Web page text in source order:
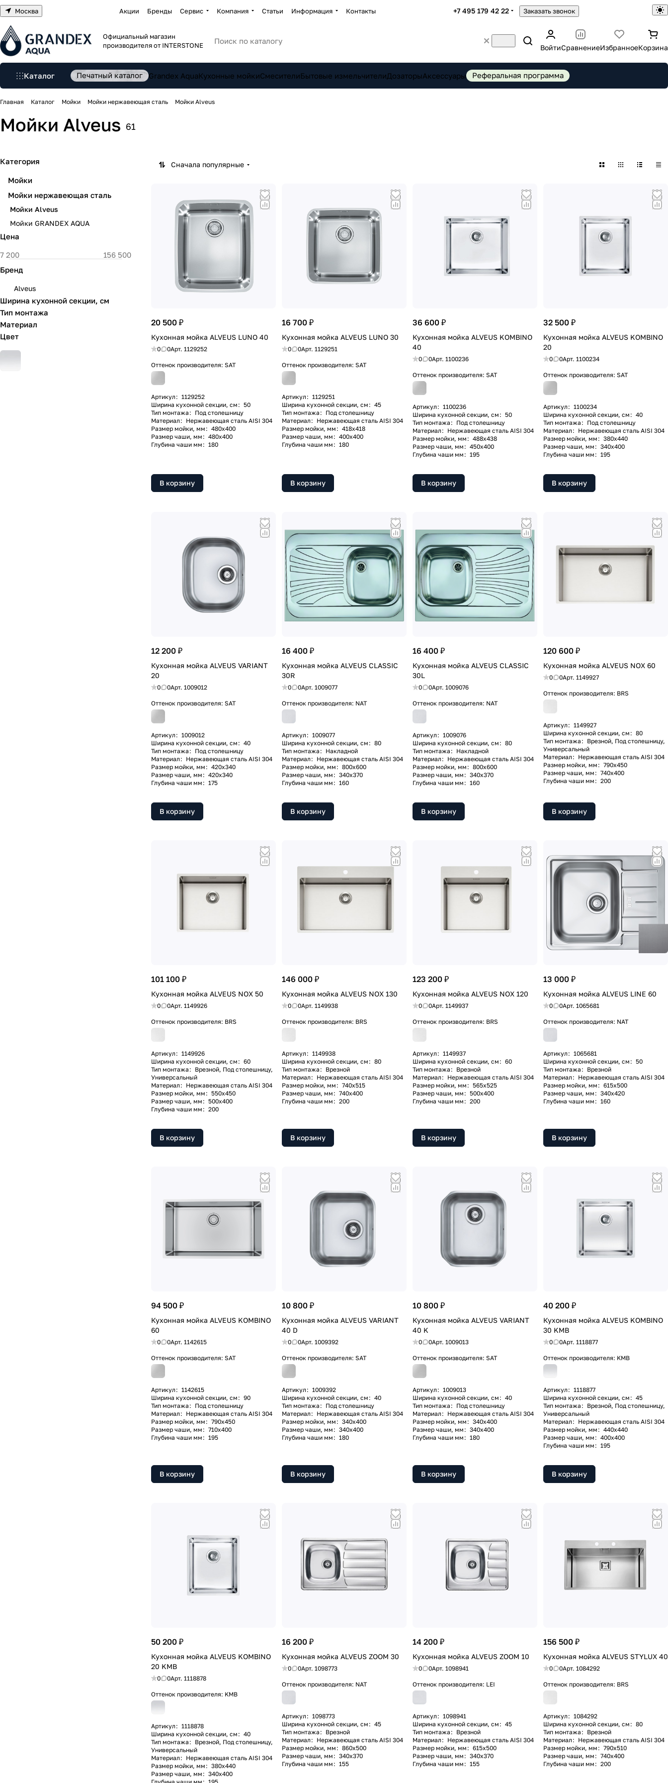
Москва Акции Бренды Сервис Компания Статьи Информация Контакты +7 495 179 42 22 Заказать звонок
Официальный магазин
производителя от INTERSTONE
ВойтиСравнениеИзбранноеКорзина
Каталог Печатный каталог Grandex AquaКухонные мойкиСмесителиБытовые измельчителиДозаторыАксессуары Реферальная программа
Главная Каталог Мойки Мойки нержавеющая сталь Мойки Alveus
Мойки Alveus 61
Сначала популярные
20 500 ₽
Кухонная мойка ALVEUS LUNO 40
0 0Арт. 1129252
Оттенок производителя: SAT
Артикул : 1129252
Ширина кухонной секции, см : 50
Тип монтажа : Под столешницу
Материал : Нержавеющая сталь AISI 304
Размер мойки, мм : 480х400
Размер чаши, мм : 480х400
Глубина чаши мм : 180
В корзину
16 700 ₽
Кухонная мойка ALVEUS LUNO 30
0 0Арт. 1129251
Оттенок производителя: SAT
Артикул : 1129251
Ширина кухонной секции, см : 45
Тип монтажа : Под столешницу
Материал : Нержавеющая сталь AISI 304
Размер мойки, мм : 418x418
Размер чаши, мм : 400х400
Глубина чаши мм : 180
В корзину
36 600 ₽
Кухонная мойка ALVEUS KOMBINO
40
0 0Арт. 1100236
Оттенок производителя: SAT
Артикул : 1100236
Ширина кухонной секции, см : 50
Тип монтажа : Под столешницу
Материал : Нержавеющая сталь AISI 304
Размер мойки, мм : 488х438
Размер чаши, мм : 450х400
Глубина чаши мм : 195
В корзину
32 500 ₽
Кухонная мойка ALVEUS KOMBINO
20
0 0Арт. 1100234
Оттенок производителя: SAT
Артикул : 1100234
Ширина кухонной секции, см : 40
Тип монтажа : Под столешницу
Материал : Нержавеющая сталь AISI 304
Размер мойки, мм : 380х440
Размер чаши, мм : 340х400
Глубина чаши мм : 195
В корзину
12 200 ₽
Кухонная мойка ALVEUS VARIANT
20
0 0Арт. 1009012
Оттенок производителя: SAT
Артикул : 1009012
Ширина кухонной секции, см : 40
Тип монтажа : Под столешницу
Материал : Нержавеющая сталь AISI 304
Размер мойки, мм : 420х340
Размер чаши, мм : 420х340
Глубина чаши мм : 175
В корзину
16 400 ₽
Кухонная мойка ALVEUS CLASSIC
30R
0 0Арт. 1009077
Оттенок производителя: NAT
Артикул : 1009077
Ширина кухонной секции, см : 80
Тип монтажа : Накладной
Материал : Нержавеющая сталь AISI 304
Размер мойки, мм : 800x600
Размер чаши, мм : 340x370
Глубина чаши мм : 160
В корзину
16 400 ₽
Кухонная мойка ALVEUS CLASSIC
30L
0 0Арт. 1009076
Оттенок производителя: NAT
Артикул : 1009076
Ширина кухонной секции, см : 80
Тип монтажа : Накладной
Материал : Нержавеющая сталь AISI 304
Размер мойки, мм : 800x600
Размер чаши, мм : 340x370
Глубина чаши мм : 160
В корзину
120 600 ₽
Кухонная мойка ALVEUS NOX 60
0 0Арт. 1149927
Оттенок производителя: BRS
Артикул : 1149927
Ширина кухонной секции, см : 80
Тип монтажа : Врезной, Под столешницу,
Универсальный
Материал : Нержавеющая сталь AISI 304
Размер мойки, мм : 790x450
Размер чаши, мм : 740x400
Глубина чаши мм : 200
В корзину
101 100 ₽
Кухонная мойка ALVEUS NOX 50
0 0Арт. 1149926
Оттенок производителя: BRS
Артикул : 1149926
Ширина кухонной секции, см : 60
Тип монтажа : Врезной, Под столешницу,
Универсальный
Материал : Нержавеющая сталь AISI 304
Размер мойки, мм : 550x450
Размер чаши, мм : 500x400
Глубина чаши мм : 200
В корзину
146 000 ₽
Кухонная мойка ALVEUS NOX 130
0 0Арт. 1149938
Оттенок производителя: BRS
Артикул : 1149938
Ширина кухонной секции, см : 80
Тип монтажа : Врезной
Материал : Нержавеющая сталь AISI 304
Размер мойки, мм : 740x515
Размер чаши, мм : 740x400
Глубина чаши мм : 200
В корзину
123 200 ₽
Кухонная мойка ALVEUS NOX 120
0 0Арт. 1149937
Оттенок производителя: BRS
Артикул : 1149937
Ширина кухонной секции, см : 60
Тип монтажа : Врезной
Материал : Нержавеющая сталь AISI 304
Размер мойки, мм : 565x525
Размер чаши, мм : 500x400
Глубина чаши мм : 200
В корзину
13 000 ₽
Кухонная мойка ALVEUS LINE 60
0 0Арт. 1065681
Оттенок производителя: NAT
Артикул : 1065681
Ширина кухонной секции, см : 50
Тип монтажа : Врезной
Материал : Нержавеющая сталь AISI 304
Размер мойки, мм : 615x500
Размер чаши, мм : 340x420
Глубина чаши мм : 160
В корзину
94 500 ₽
Кухонная мойка ALVEUS KOMBINO
60
0 0Арт. 1142615
Оттенок производителя: SAT
Артикул : 1142615
Ширина кухонной секции, см : 90
Тип монтажа : Под столешницу
Материал : Нержавеющая сталь AISI 304
Размер мойки, мм : 790x450
Размер чаши, мм : 710x400
Глубина чаши мм : 195
В корзину
10 800 ₽
Кухонная мойка ALVEUS VARIANT
40 D
0 0Арт. 1009392
Оттенок производителя: SAT
Артикул : 1009392
Ширина кухонной секции, см : 40
Тип монтажа : Под столешницу
Материал : Нержавеющая сталь AISI 304
Размер мойки, мм : 340х400
Размер чаши, мм : 340х400
Глубина чаши мм : 180
В корзину
10 800 ₽
Кухонная мойка ALVEUS VARIANT
40 K
0 0Арт. 1009013
Оттенок производителя: SAT
Артикул : 1009013
Ширина кухонной секции, см : 40
Тип монтажа : Под столешницу
Материал : Нержавеющая сталь AISI 304
Размер мойки, мм : 340х400
Размер чаши, мм : 340х400
Глубина чаши мм : 180
В корзину
40 200 ₽
Кухонная мойка ALVEUS KOMBINO
30 KMB
0 0Арт. 1118877
Оттенок производителя: KMB
Артикул : 1118877
Ширина кухонной секции, см : 45
Тип монтажа : Врезной, Под столешницу,
Универсальный
Материал : Нержавеющая сталь AISI 304
Размер мойки, мм : 440х440
Размер чаши, мм : 400х400
Глубина чаши мм : 195
В корзину
50 200 ₽
Кухонная мойка ALVEUS KOMBINO
20 KMB
0 0Арт. 1118878
Оттенок производителя: KMB
Артикул : 1118878
Ширина кухонной секции, см : 40
Тип монтажа : Врезной, Под столешницу,
Универсальный
Материал : Нержавеющая сталь AISI 304
Размер мойки, мм : 380х440
Размер чаши, мм : 340х400
16 200 ₽
Кухонная мойка ALVEUS ZOOM 30
0 0Арт. 1098773
Оттенок производителя: NAT
Артикул : 1098773
Ширина кухонной секции, см : 45
Тип монтажа : Врезной
Материал : Нержавеющая сталь AISI 304
Размер мойки, мм : 860х500
Размер чаши, мм : 340х370
Глубина чаши мм : 155
14 200 ₽
Кухонная мойка ALVEUS ZOOM 10
0 0Арт. 1098941
Оттенок производителя: LEI
Артикул : 1098941
Ширина кухонной секции, см : 45
Тип монтажа : Врезной
Материал : Нержавеющая сталь AISI 304
Размер мойки, мм : 615х500
Размер чаши, мм : 340х370
Глубина чаши мм : 155
156 500 ₽
Кухонная мойка ALVEUS STYLUX 40
0 0Арт. 1084292
Оттенок производителя: BRS
Артикул : 1084292
Ширина кухонной секции, см : 80
Тип монтажа : Врезной
Материал : Нержавеющая сталь AISI 304
Размер мойки, мм : 790х510
Размер чаши, мм : 740х400
Глубина чаши мм : 200
Категория
Мойки
Мойки нержавеющая сталь
Мойки Alveus
Мойки GRANDEX AQUA
Цена
Бренд
Alveus
Ширина кухонной секции, см
Тип монтажа
Материал
Цвет